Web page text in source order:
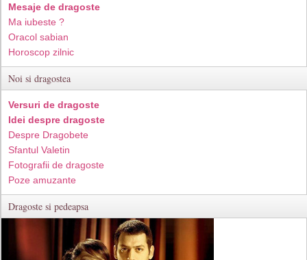
Mesaje de dragoste
Ma iubeste ?
Oracol sabian
Horoscop zilnic
Noi si dragostea
Versuri de dragoste
Idei despre dragoste
Despre Dragobete
Sfantul Valetin
Fotografii de dragoste
Poze amuzante
Dragoste si pedeapsa